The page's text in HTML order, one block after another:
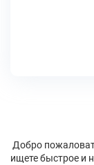
Добро
ищете быстрое и